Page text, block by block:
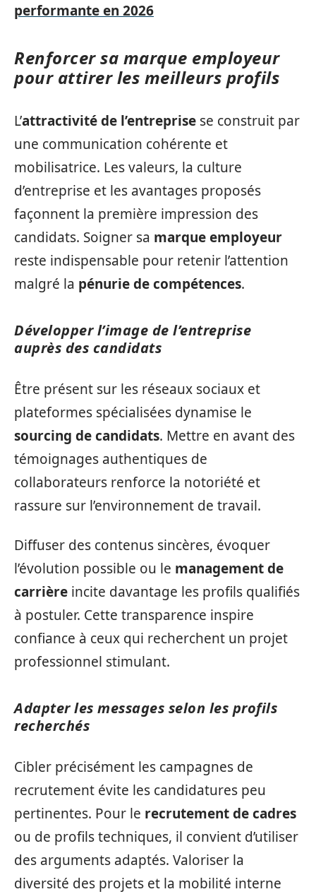
performante en 2026
Renforcer sa marque employeur
pour attirer les meilleurs profils
L’attractivité de l’entreprise se construit par
une communication cohérente et
mobilisatrice. Les valeurs, la culture
d’entreprise et les avantages proposés
façonnent la première impression des
candidats. Soigner sa marque employeur
reste indispensable pour retenir l’attention
malgré la pénurie de compétences.
Développer l’image de l’entreprise
auprès des candidats
Être présent sur les réseaux sociaux et
plateformes spécialisées dynamise le
sourcing de candidats. Mettre en avant des
témoignages authentiques de
collaborateurs renforce la notoriété et
rassure sur l’environnement de travail.
Diffuser des contenus sincères, évoquer
l’évolution possible ou le management de
carrière incite davantage les profils qualifiés
à postuler. Cette transparence inspire
confiance à ceux qui recherchent un projet
professionnel stimulant.
Adapter les messages selon les profils
recherchés
Cibler précisément les campagnes de
recrutement évite les candidatures peu
pertinentes. Pour le recrutement de cadres
ou de profils techniques, il convient d’utiliser
des arguments adaptés. Valoriser la
diversité des projets et la mobilité interne